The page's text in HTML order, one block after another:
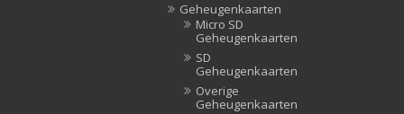
Geheugenkaarten
Micro SD
Geheugenkaarten
SD
Geheugenkaarten
Overige
Geheugenkaarten